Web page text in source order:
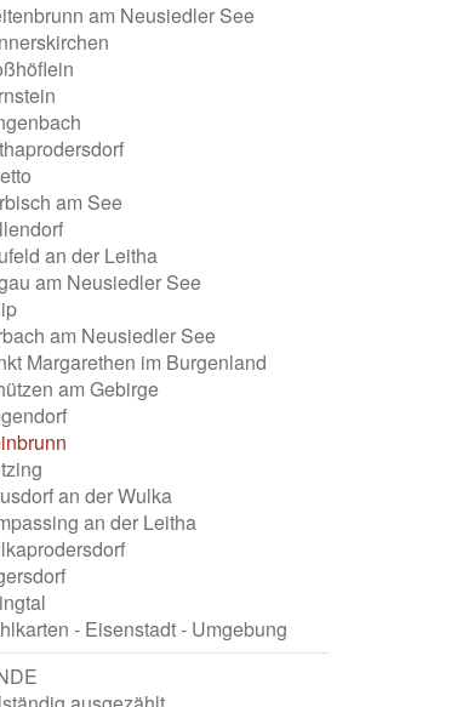
am Neusiedler See
(vollständig
am See
an der Leitha
am Neusiedler See(vollständig
am Neusiedler See
(vollständig
Margarethen im Burgenland
(vollständig
am Gebirge
an der Wulka(vollständig
an der Leitha(vollständig
- Eisenstadt - Umgebung
(vollständig